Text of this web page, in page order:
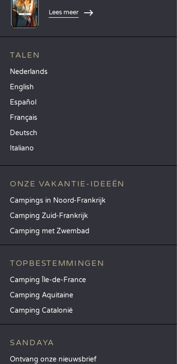
Lees meer
TALEN
Nederlands
English
Español
Français
Deutsch
Italiano
ONZE VAKANTIE-IDEEËN
Campings in Noord-Frankrijk
Camping Zuid-Frankrijk
Camping met Zwembad
TOPBESTEMMINGEN
Camping Île-de-France
Camping Aquitaine
Camping Catalonië
SANDAYA
Ontvang onze nieuwsbrief